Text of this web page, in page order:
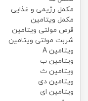
مکمل رژیمی و غذایی
مکمل ویتامین
قرص مولتی ویتامین
شربت مولتی ویتامین
ویتامین A
ویتامین ب
ویتامین ث
ویتامین دی
ویتامین ای